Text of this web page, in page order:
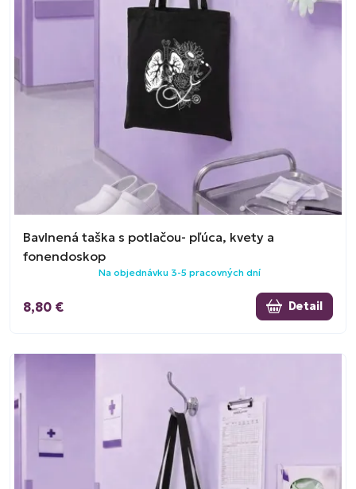
Bavlnená taška s potlačou- pľúca, kvety a
fonendoskop
Na objednávku 3-5 pracovných dní
8,80 € Detail